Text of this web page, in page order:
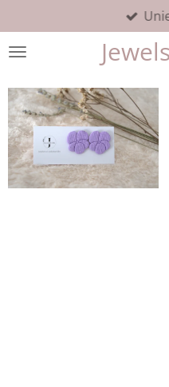
direct
naar
hoofdinhoud